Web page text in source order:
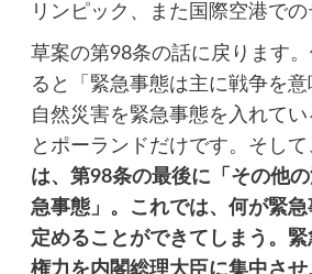
リンピック、また国際空港での
草案の第98条の話に戻ります
ると「緊急事態は主に戦争を意
自然災害を緊急事態を入れて
とポーランドだけです。そして
は、第98条の最後に「その他
急事態」。これでは、何が緊
定めることができてしまう。緊
権力を内閣総理大臣に集中さ